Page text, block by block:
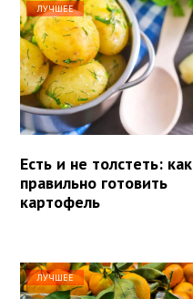
ЛУЧШЕЕ
Есть и не толстеть: как
правильно готовить
картофель
ЛУЧШЕЕ